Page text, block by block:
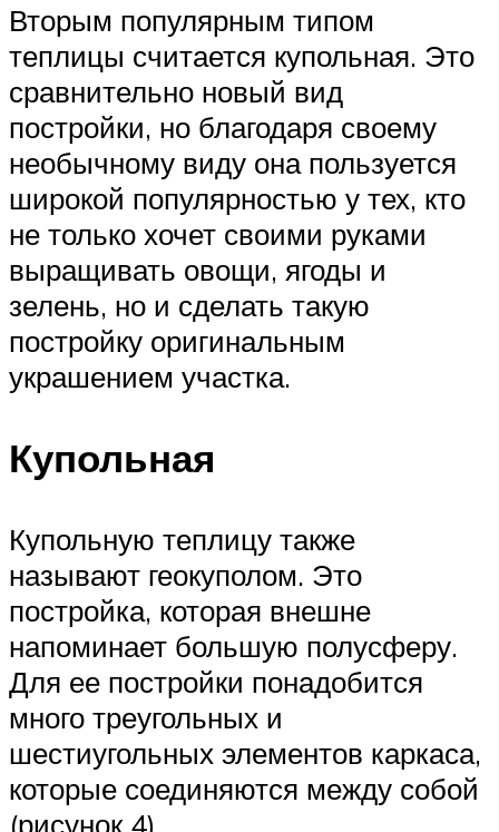
Вторым популярным типом
теплицы считается купольная. Это
сравнительно новый вид
постройки, но благодаря своему
необычному виду она пользуется
широкой популярностью у тех, кто
не только хочет своими руками
выращивать овощи, ягоды и
зелень, но и сделать такую
постройку оригинальным
украшением участка.
Купольная
Купольную теплицу также
называют геокуполом. Это
постройка, которая внешне
напоминает большую полусферу.
Для ее постройки понадобится
много треугольных и
шестиугольных элементов каркаса,
которые соединяются между собой
(рисунок 4).